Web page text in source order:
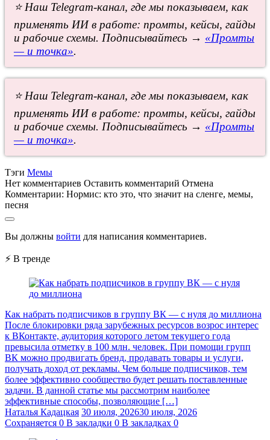
⭐ Наш Telegram-канал, где мы показываем, как
применять ИИ в работе: промты, кейсы, гайды
и рабочие схемы. Подписывайтесь → «Промты
— и точка».
⭐ Наш Telegram-канал, где мы показываем, как
применять ИИ в работе: промты, кейсы, гайды
и рабочие схемы. Подписывайтесь → «Промты
— и точка».
Тэги Мемы
Нет комментариев Оставить комментарий Отмена
Комментарии: Нормис: кто это, что значит на сленге, мемы,
песня
Вы должны войти для написания комментариев.
⚡ В тренде
Как набрать подписчиков в группу ВК — с нуля до миллиона
После блокировки ряда зарубежных ресурсов возрос интерес
к ВКонтакте, аудитория которого летом текущего года
превысила отметку в 100 млн. человек. При помощи групп
ВК можно продвигать бренд, продавать товары и услуги,
получать доход от рекламы. Чем больше подписчиков, тем
более эффективно сообщество будет решать поставленные
задачи. В данной статье мы рассмотрим наиболее
эффективные способы, позволяющие […]
Наталья Кадацкая 30 июля, 202630 июля, 2026
Сохраняется 0 В закладки 0 В закладках 0